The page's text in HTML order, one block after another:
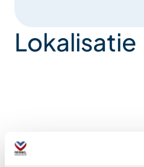
Lokalisatie